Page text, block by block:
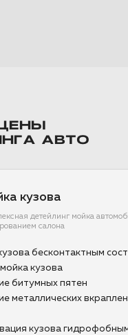
АВТО
кузова
детейлинг мойка
салона
бесконтактным
кузова
битумных пятен
металлических
кузова